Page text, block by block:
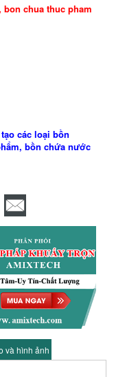
chua thuc pham
các loại bồn
bồn chứa nước
và hình ảnh